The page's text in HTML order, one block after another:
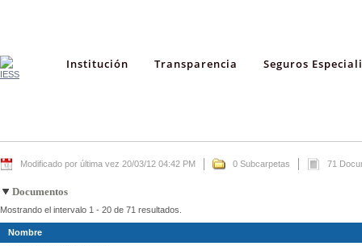
Institución Transparencia Seguros
Modificado por última vez 20/03/12 04:42 PM 0 Subcarpetas 71
Documentos
Mostrando el intervalo 1 - 20 de 71 resultados.
Nombre